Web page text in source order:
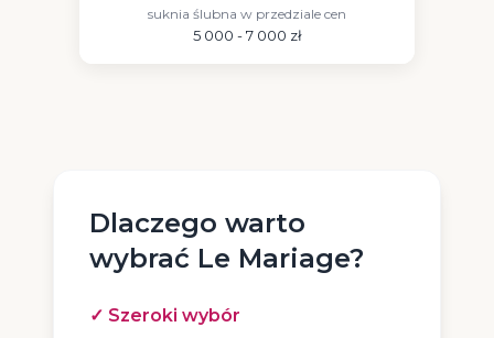
suknia ślubna w przedziale cen
5 000 - 7 000 zł
Dlaczego warto
wybrać Le Mariage?
✓ Szeroki wybór